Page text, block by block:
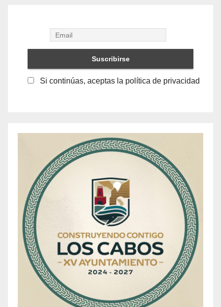
Si continúas, aceptas la política de privacidad